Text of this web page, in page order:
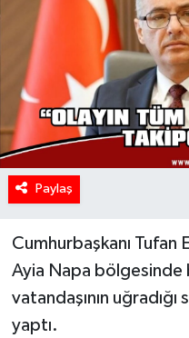
Paylaş
Cumhurbaşkanı Tufan
Ayia Napa bölgesinde
vatandaşının uğradığı
yaptı.